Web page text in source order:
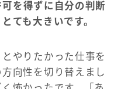
を得ずに自分の判断
ても大きいです。
やりたかった仕事を
向性を切り替えまし